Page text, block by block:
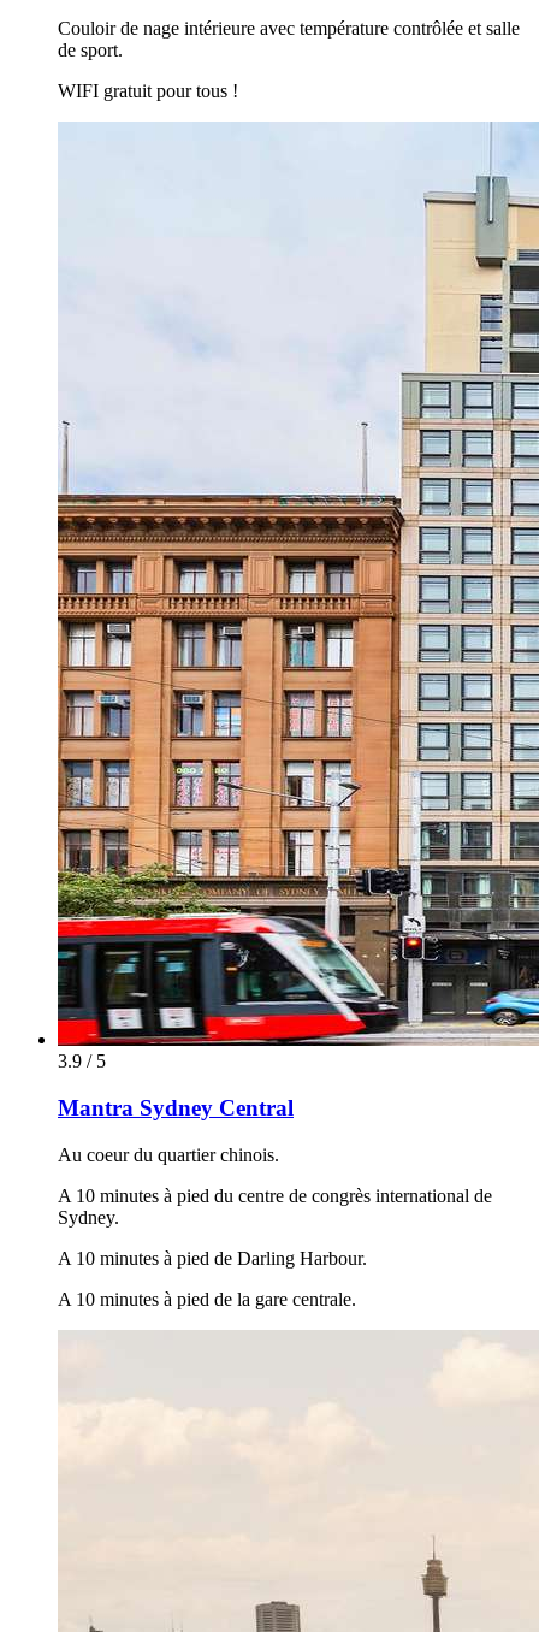
Couloir de nage intérieure avec température contrôlée et salle
de sport.
WIFI gratuit pour tous !
3.9 / 5
Mantra Sydney Central
Au coeur du quartier chinois.
A 10 minutes à pied du centre de congrès international de
Sydney.
A 10 minutes à pied de Darling Harbour.
A 10 minutes à pied de la gare centrale.